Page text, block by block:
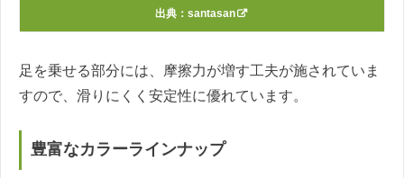
出典： santasan
足を乗せる部分には、摩擦力が増す工夫が施されていま
すので、滑りにくく安定性に優れています。
豊富なカラーラインナップ